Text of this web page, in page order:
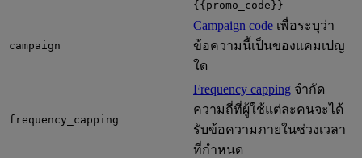
{{promo_code}}
campaign
Campaign code เพื่อระบุว่า
ข้อความนี้เป็นของแคมเปญ
ใด
frequency_capping
Frequency capping จำกัด
ความถี่ที่ผู้ใช้แต่ละคนจะได้
รับข้อความภายในช่วงเวลา
ที่กำหนด